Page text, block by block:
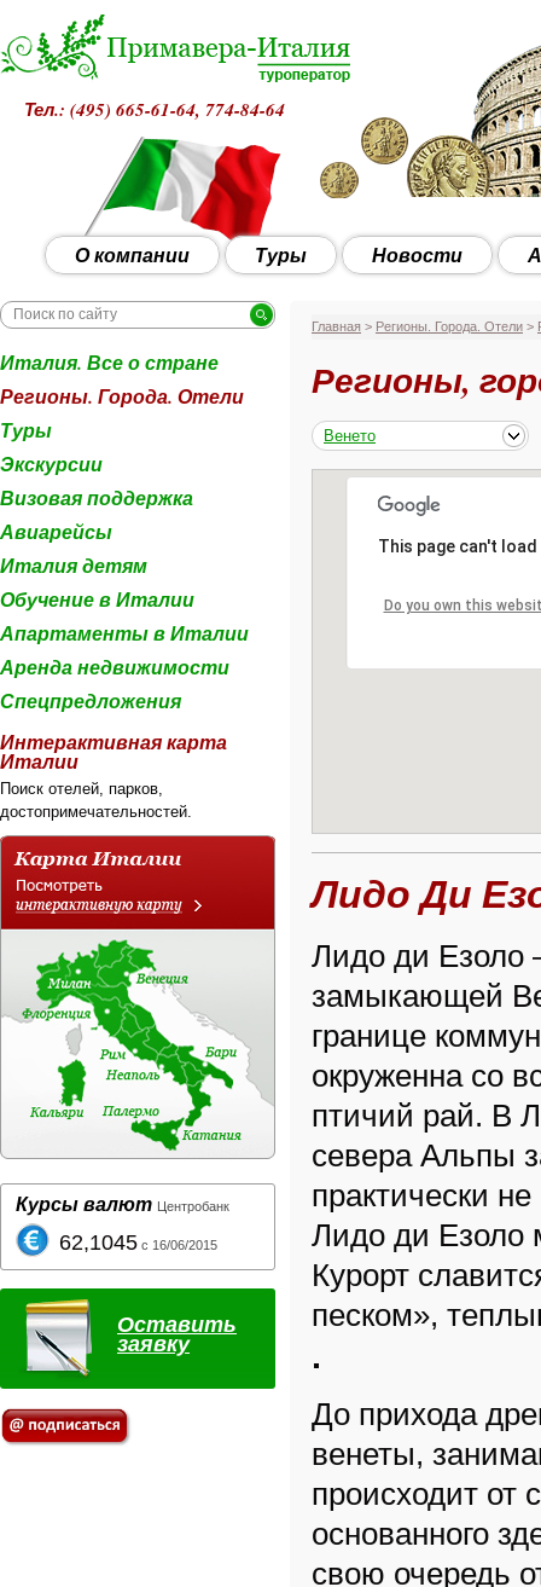
Тел.: (495) 665-61-64, 774-84-64
О компании Туры Новости
Италия. Все о стране
Регионы. Города. Отели
Туры
Экскурсии
Визовая поддержка
Авиарейсы
Италия детям
Обучение в Италии
Апартаменты в Италии
Аренда недвижимости
Спецпредложения
Интерактивная карта
Италии
Поиск отелей, парков,
достопримечательностей.
Курсы валют Центробанк
62,1045 с 16/06/2015
Оставить
заявку
Главная > Регионы. Города. Отели >
Регионы,
Венето
This page can't
Do you own this
Лидо Ди
Лидо ди Езоло
замыкающей
границе
окруженна со
птичий рай. В
севера Альпы
практически
Лидо ди Езоло
Курорт
песком»,
До прихода
венеты,
происходит от
основанного
свою очередь